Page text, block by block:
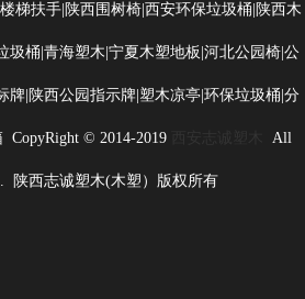
梯扶手|陕西围树椅|西安环保垃圾桶|陕西木
圾桶|青海塑木|宁夏木塑地板|河北公园椅|公
牌|陕西公园指示牌|塑木凉亭|环保垃圾桶|分
CopyRight © 2014-2019 All
陕西志诚塑木(木塑）版权所有